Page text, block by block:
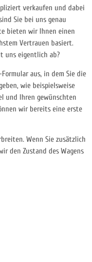
verkaufen und dabei
Sie bei uns genau
bieten wir Ihnen einen
Vertrauen basiert.
uns eigentlich ab?
aus, in dem Sie die
wie beispielsweise
und Ihren gewünschten
wir bereits eine erste
Wenn Sie zusätzlich
den Zustand des Wagens